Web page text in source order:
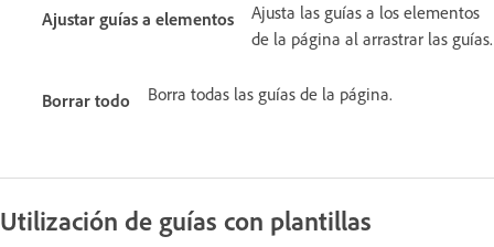
Ajustar guías a elementos
Ajusta las guías a los elementos
de la página al arrastrar las guías.
Borrar todo Borra todas las guías de la página.
Utilización de guías con plantillas